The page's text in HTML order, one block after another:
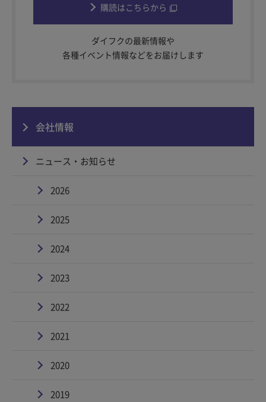
購読はこちらから
ダイフクの最新情報や
各種イベント情報などをお届けします
会社情報
ニュース・お知らせ
2026
2025
2024
2023
2022
2021
2020
2019